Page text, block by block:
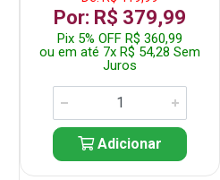
Por: R$ 379,99
Pix 5% OFF R$ 360,99
ou em até 7x R$ 54,28 Sem
Juros
Adicionar